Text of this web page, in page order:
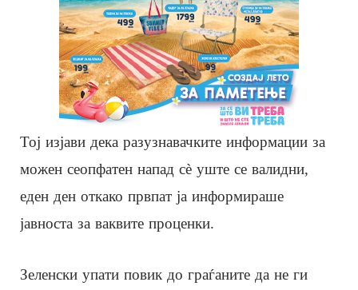
Тој изјави дека разузнавачките информации за
можен сеопфатен напад сè уште се валидни,
еден ден откако првпат ја информираше
јавноста за ваквите проценки.
Зеленски упати повик до граѓаните да не ги